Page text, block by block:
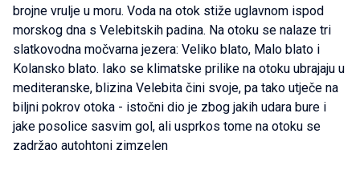
brojne vrulje u moru. Voda na otok stiže uglavnom ispod
morskog dna s Velebitskih padina. Na otoku se nalaze tri
slatkovodna močvarna jezera: Veliko blato, Malo blato i
Kolansko blato. Iako se klimatske prilike na otoku ubrajaju u
mediteranske, blizina Velebita čini svoje, pa tako utječe na
biljni pokrov otoka - istočni dio je zbog jakih udara bure i
jake posolice sasvim gol, ali usprkos tome na otoku se
zadržao autohtoni zimzelen